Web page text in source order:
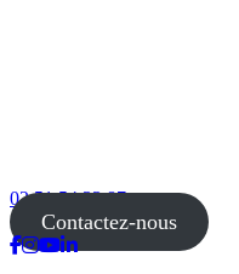
02 51 54 33 87
Contactez-nous